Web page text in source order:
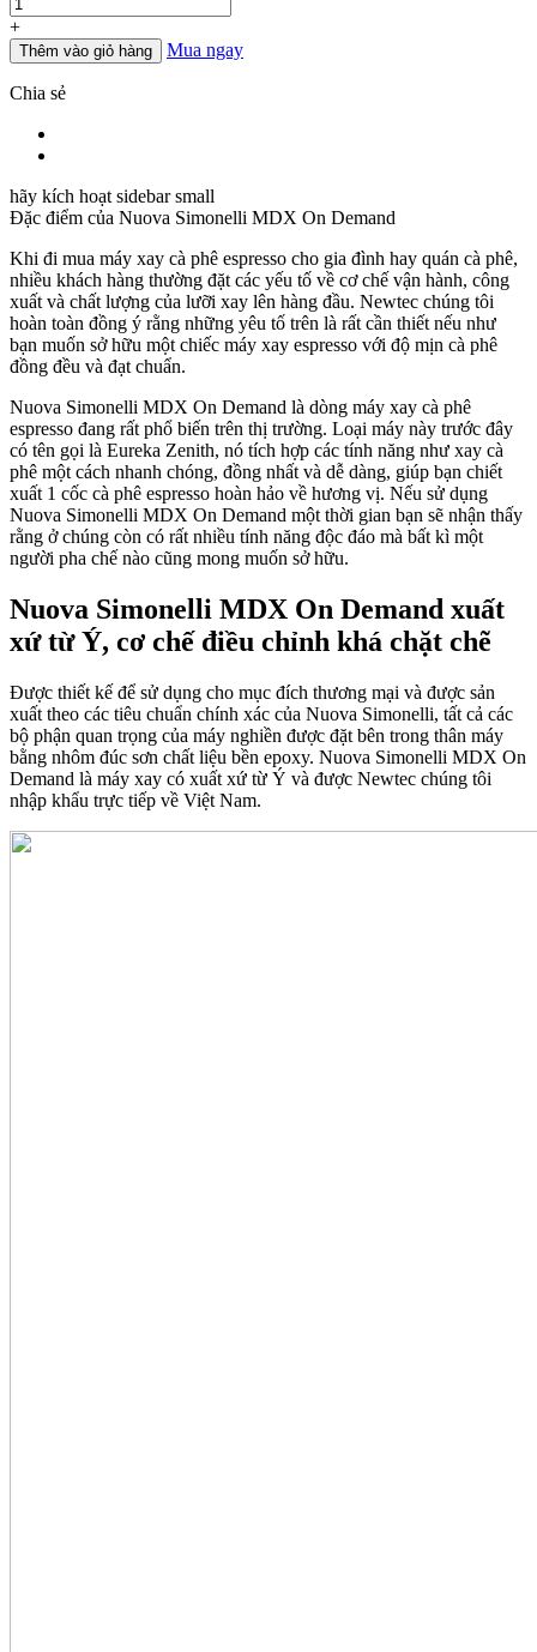
+
Thêm vào giỏ hàng Mua ngay
Chia sẻ
hãy kích hoạt sidebar small
Đặc điểm của Nuova Simonelli MDX On Demand
Khi đi mua máy xay cà phê espresso cho gia đình hay quán cà phê,
nhiều khách hàng thường đặt các yếu tố về cơ chế vận hành, công
xuất và chất lượng của lưỡi xay lên hàng đầu. Newtec chúng tôi
hoàn toàn đồng ý rằng những yêu tố trên là rất cần thiết nếu như
bạn muốn sở hữu một chiếc máy xay espresso với độ mịn cà phê
đồng đều và đạt chuẩn.
Nuova Simonelli MDX On Demand là dòng máy xay cà phê
espresso đang rất phổ biến trên thị trường. Loại máy này trước đây
có tên gọi là Eureka Zenith, nó tích hợp các tính năng như xay cà
phê một cách nhanh chóng, đồng nhất và dễ dàng, giúp bạn chiết
xuất 1 cốc cà phê espresso hoàn hảo về hương vị. Nếu sử dụng
Nuova Simonelli MDX On Demand một thời gian bạn sẽ nhận thấy
rằng ở chúng còn có rất nhiều tính năng độc đáo mà bất kì một
người pha chế nào cũng mong muốn sở hữu.
Nuova Simonelli MDX On Demand xuất
xứ từ Ý, cơ chế điều chỉnh khá chặt chẽ
Được thiết kế để sử dụng cho mục đích thương mại và được sản
xuất theo các tiêu chuẩn chính xác của Nuova Simonelli, tất cả các
bộ phận quan trọng của máy nghiền được đặt bên trong thân máy
bằng nhôm đúc sơn chất liệu bền epoxy. Nuova Simonelli MDX On
Demand là máy xay có xuất xứ từ Ý và được Newtec chúng tôi
nhập khẩu trực tiếp về Việt Nam.